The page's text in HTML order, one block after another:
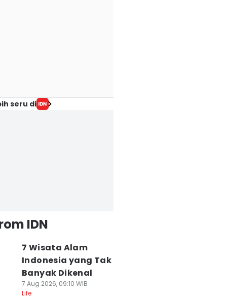
seru di
IDN
7 Wisata Alam
Indonesia yang Tak
Banyak Dikenal
7 Aug 2026, 09:10 WIB
Life